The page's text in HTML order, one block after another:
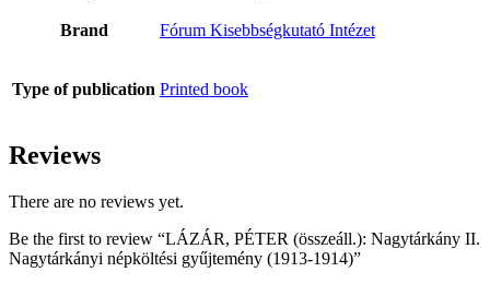
Brand Fórum Kisebbségkutató Intézet
Type of publication Printed book
Reviews
There are no reviews yet.
Be the first to review “LÁZÁR, PÉTER (összeáll.): Nagytárkány II.
Nagytárkányi népköltési gyűjtemény (1913-1914)”